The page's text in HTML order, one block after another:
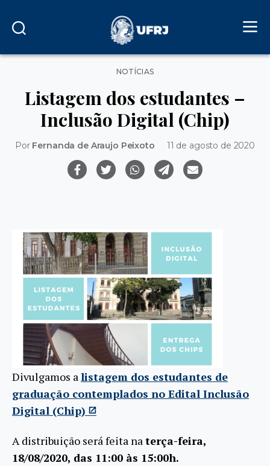
Categorias
NOTÍCIAS
Listagem dos estudantes –
Inclusão Digital (Chip)
Por Fernanda de Araujo Peixoto 11 de agosto de 2020
Divulgamos alistagem dos estudantes de
graduação contemplados no Edital Inclusão
Digital (Chip)
A distribuição será feita naterça-feira,
18/08/2020, das 11:00 às 15:00h.